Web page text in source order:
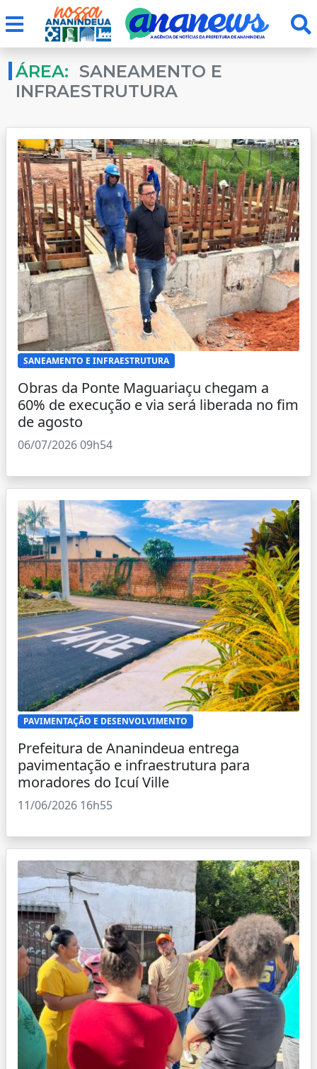
ÁREA: SANEAMENTO E
INFRAESTRUTURA
SANEAMENTO E INFRAESTRUTURA
Obras da Ponte Maguariaçu chegam a
60% de execução e via será liberada no fim
de agosto
06/07/2026 09h54
PAVIMENTAÇÃO E DESENVOLVIMENTO
Prefeitura de Ananindeua entrega
pavimentação e infraestrutura para
moradores do Icuí Ville
11/06/2026 16h55